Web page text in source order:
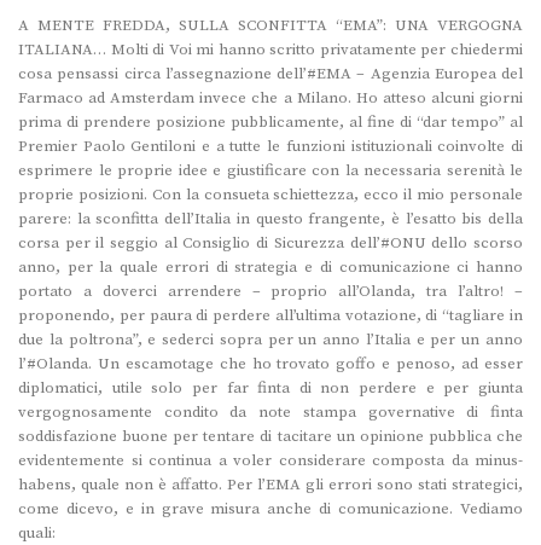
A MENTE FREDDA, SULLA SCONFITTA “EMA”: UNA VERGOGNA
ITALIANA… Molti di Voi mi hanno scritto privatamente per chiedermi
cosa pensassi circa l’assegnazione dell’#EMA – Agenzia Europea del
Farmaco ad Amsterdam invece che a Milano. Ho atteso alcuni giorni
prima di prendere posizione pubblicamente, al fine di “dar tempo” al
Premier Paolo Gentiloni e a tutte le funzioni istituzionali coinvolte di
esprimere le proprie idee e giustificare con la necessaria serenità le
proprie posizioni. Con la consueta schiettezza, ecco il mio personale
parere: la sconfitta dell’Italia in questo frangente, è l’esatto bis della
corsa per il seggio al Consiglio di Sicurezza dell’#ONU dello scorso
anno, per la quale errori di strategia e di comunicazione ci hanno
portato a doverci arrendere – proprio all’Olanda, tra l’altro! –
proponendo, per paura di perdere all’ultima votazione, di “tagliare in
due la poltrona”, e sederci sopra per un anno l’Italia e per un anno
l’#Olanda. Un escamotage che ho trovato goffo e penoso, ad esser
diplomatici, utile solo per far finta di non perdere e per giunta
vergognosamente condito da note stampa governative di finta
soddisfazione buone per tentare di tacitare un opinione pubblica che
evidentemente si continua a voler considerare composta da minus-
habens, quale non è affatto. Per l’EMA gli errori sono stati strategici,
come dicevo, e in grave misura anche di comunicazione. Vediamo
quali: